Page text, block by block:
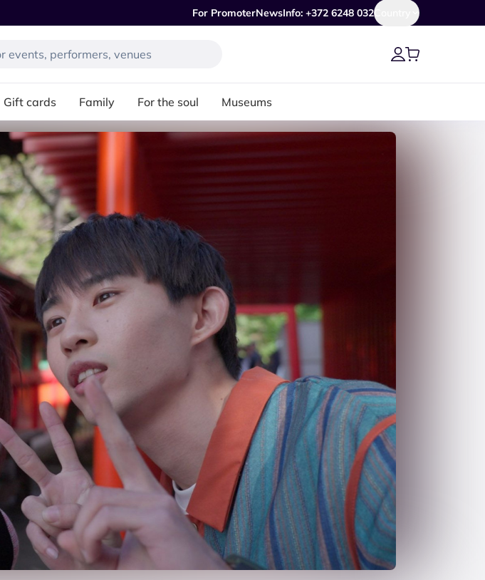
For PromoterNewsInfo: +372 6248 032Country
Gift cards Family For the soul Museums